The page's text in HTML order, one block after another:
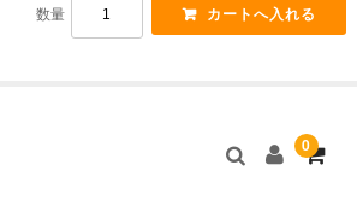
数量
0